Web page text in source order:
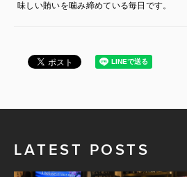
味しい賄いを噛み締めている毎日です。
LATEST POSTS